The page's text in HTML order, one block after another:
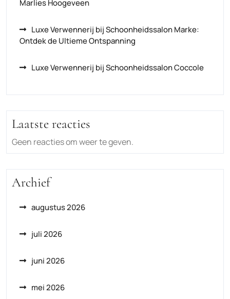
Marlies Hoogeveen
Luxe Verwennerij bij Schoonheidssalon Marke:
Ontdek de Ultieme Ontspanning
Luxe Verwennerij bij Schoonheidssalon Coccole
Laatste reacties
Geen reacties om weer te geven.
Archief
augustus 2026
juli 2026
juni 2026
mei 2026